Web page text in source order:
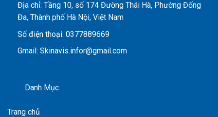
Địa chỉ: Tầng 10, số 174 Đường Thái Hà, Phường Đống
Đa, Thành phố Hà Nội, Việt Nam
Số điện thoại: 0377889669
Gmail: Skinavis.infor@gmail.com
Danh Mục
Trang chủ